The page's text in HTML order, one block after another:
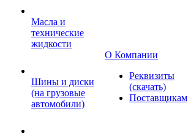
Масла и
технические
жидкости
Шины и диски
(на грузовые
автомобили)
О Компании
Реквизиты
(скачать)
Поставщикам